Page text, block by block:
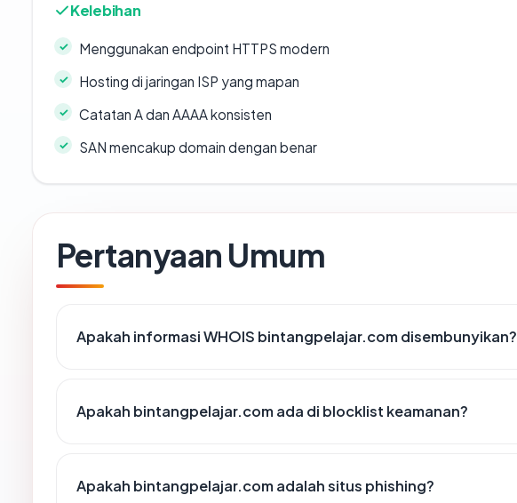
Kelebihan
Menggunakan endpoint HTTPS modern
Hosting di jaringan ISP yang mapan
Catatan A dan AAAA konsisten
SAN mencakup domain dengan benar
Pertanyaan Umum
Apakah informasi WHOIS bintangpelajar.com disembunyikan?
Apakah bintangpelajar.com ada di blocklist keamanan?
Apakah bintangpelajar.com adalah situs phishing?